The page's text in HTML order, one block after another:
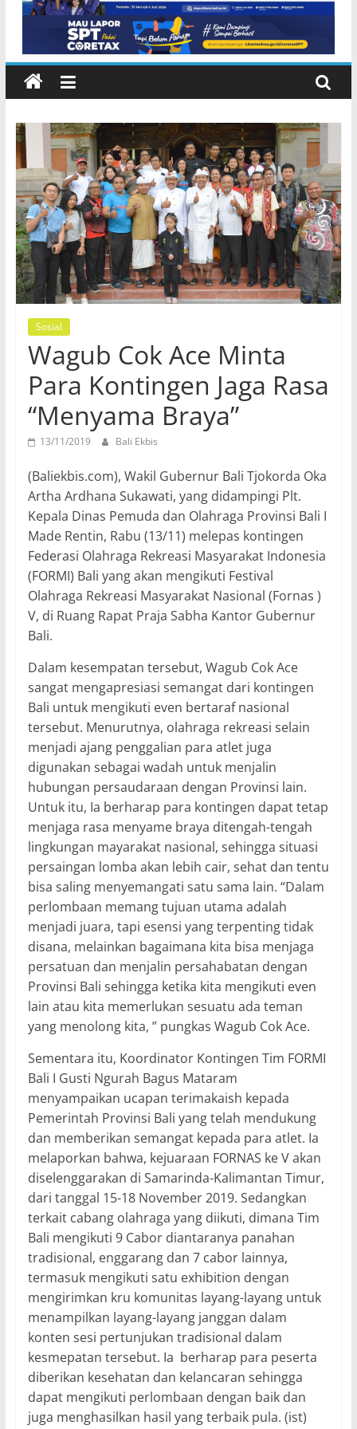
Sosial
Wagub Cok Ace Minta
Para Kontingen Jaga Rasa
“Menyama Braya”
13/11/2019 Bali Ekbis
(Baliekbis.com), Wakil Gubernur Bali Tjokorda Oka
Artha Ardhana Sukawati, yang didampingi Plt.
Kepala Dinas Pemuda dan Olahraga Provinsi Bali I
Made Rentin, Rabu (13/11) melepas kontingen
Federasi Olahraga Rekreasi Masyarakat Indonesia
(FORMI) Bali yang akan mengikuti Festival
Olahraga Rekreasi Masyarakat Nasional (Fornas )
V, di Ruang Rapat Praja Sabha Kantor Gubernur
Bali.
Dalam kesempatan tersebut, Wagub Cok Ace
sangat mengapresiasi semangat dari kontingen
Bali untuk mengikuti even bertaraf nasional
tersebut. Menurutnya, olahraga rekreasi selain
menjadi ajang penggalian para atlet juga
digunakan sebagai wadah untuk menjalin
hubungan persaudaraan dengan Provinsi lain.
Untuk itu, Ia berharap para kontingen dapat tetap
menjaga rasa menyame braya ditengah-tengah
lingkungan mayarakat nasional, sehingga situasi
persaingan lomba akan lebih cair, sehat dan tentu
bisa saling menyemangati satu sama lain. “Dalam
perlombaan memang tujuan utama adalah
menjadi juara, tapi esensi yang terpenting tidak
disana, melainkan bagaimana kita bisa menjaga
persatuan dan menjalin persahabatan dengan
Provinsi Bali sehingga ketika kita mengikuti even
lain atau kita memerlukan sesuatu ada teman
yang menolong kita, ” pungkas Wagub Cok Ace.
Sementara itu, Koordinator Kontingen Tim FORMI
Bali I Gusti Ngurah Bagus Mataram
menyampaikan ucapan terimakaish kepada
Pemerintah Provinsi Bali yang telah mendukung
dan memberikan semangat kepada para atlet. Ia
melaporkan bahwa, kejuaraan FORNAS ke V akan
diselenggarakan di Samarinda-Kalimantan Timur,
dari tanggal 15-18 November 2019. Sedangkan
terkait cabang olahraga yang diikuti, dimana Tim
Bali mengikuti 9 Cabor diantaranya panahan
tradisional, enggarang dan 7 cabor lainnya,
termasuk mengikuti satu exhibition dengan
mengirimkan kru komunitas layang-layang untuk
menampilkan layang-layang janggan dalam
konten sesi pertunjukan tradisional dalam
kesmepatan tersebut. Ia berharap para peserta
diberikan kesehatan dan kelancaran sehingga
dapat mengikuti perlombaan dengan baik dan
juga menghasilkan hasil yang terbaik pula. (ist)